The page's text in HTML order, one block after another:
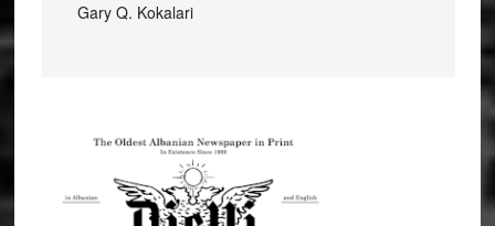
Gary Q. Kokalari